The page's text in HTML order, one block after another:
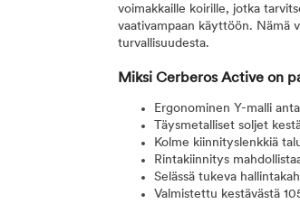
voimakkaille koirille, jotka
vaativampaan käyttöön. Nämä
turvallisuudesta.
Miksi Cerberos Active on
Ergonominen Y-malli
Täysmetalliset soljet
Kolme kiinnityslenkkiä
Rintakiinnitys
Selässä tukeva
Valmistettu kestävästä